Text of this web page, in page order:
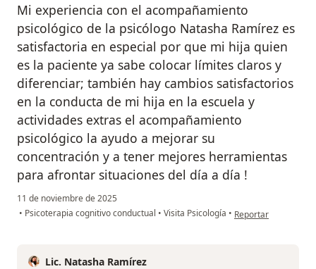
Mi experiencia con el acompañamiento
psicológico de la psicólogo Natasha Ramírez es
satisfactoria en especial por que mi hija quien
es la paciente ya sabe colocar límites claros y
diferenciar; también hay cambios satisfactorios
en la conducta de mi hija en la escuela y
actividades extras el acompañamiento
psicológico la ayudo a mejorar su
concentración y a tener mejores herramientas
para afrontar situaciones del día a día !
11 de noviembre de 2025
• Psicoterapia cognitivo conductual • Visita Psicología • en opinión del
Reportar
Lic. Natasha Ramírez